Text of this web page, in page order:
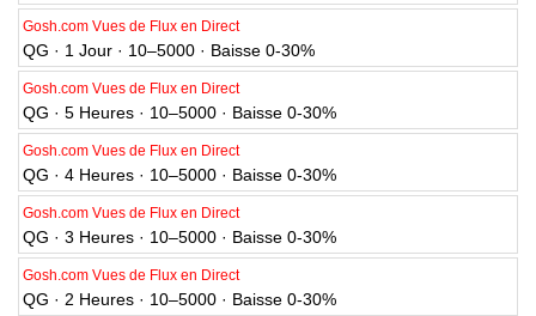
Gosh.com Vues de Flux en Direct
QG · 1 Jour · 10–5000 · Baisse 0-30%
Gosh.com Vues de Flux en Direct
QG · 5 Heures · 10–5000 · Baisse 0-30%
Gosh.com Vues de Flux en Direct
QG · 4 Heures · 10–5000 · Baisse 0-30%
Gosh.com Vues de Flux en Direct
QG · 3 Heures · 10–5000 · Baisse 0-30%
Gosh.com Vues de Flux en Direct
QG · 2 Heures · 10–5000 · Baisse 0-30%